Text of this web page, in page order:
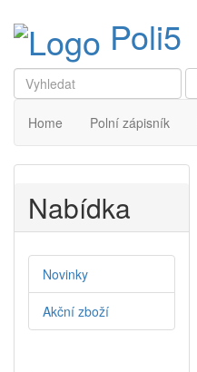
Poli5
Home Polní zápisník
Nabídka
Novinky
Akční zboží